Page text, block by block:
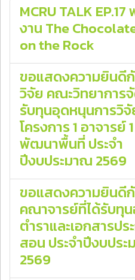
MCRU TALK EP.17
งาน The
on the Rock
ขอแสดงความยินดี
วิจัย คณะวิทยาการ
รับทุนอุดหนุนการวิ
โครงการ 1 อาจารย์
พัฒนาพื้นที่ ประจำ
ปีงบประมาณ 2569
ขอแสดงความยินดี
คณาจารย์ที่ได้รับทุ
ตำราและเอกสารป
สอน ประจำปีงบปร
2569